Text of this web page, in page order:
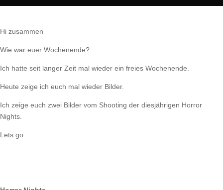
Hi zusammen
Wie war euer Wochenende?
Ich hatte seit langer Zeit mal wieder ein freies Wochenende.
Heute zeige ich euch mal wieder Bilder.
Ich zeige euch zwei Bilder vom Shooting der diesjährigen Horror
Nights.
Lets go